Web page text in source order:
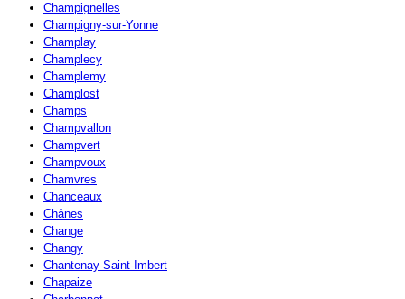
Champignelles
Champigny-sur-Yonne
Champlay
Champlecy
Champlemy
Champlost
Champs
Champvallon
Champvert
Champvoux
Chamvres
Chanceaux
Chânes
Change
Changy
Chantenay-Saint-Imbert
Chapaize